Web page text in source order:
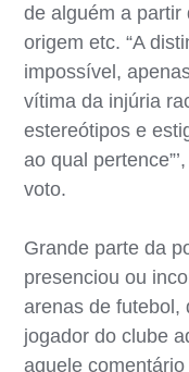
de alguém a partir
origem etc. “A
impossível,
vítima da injúria
estereótipos e
ao qual
voto.
Grande parte da
presenciou ou
arenas de futebol,
jogador do clube
aquele